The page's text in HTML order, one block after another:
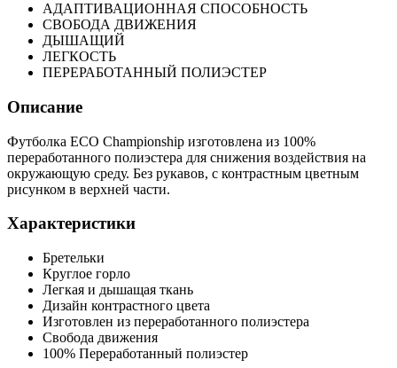
АДАПТИВАЦИОННАЯ СПОСОБНОСТЬ
СВОБОДА ДВИЖЕНИЯ
ДЫШАЩИЙ
ЛЕГКОСТЬ
ПЕРЕРАБОТАННЫЙ ПОЛИЭСТЕР
Описание
Футболка ECO Championship изготовлена из 100%
переработанного полиэстера для снижения воздействия на
окружающую среду. Без рукавов, с контрастным цветным
рисунком в верхней части.
Характеристики
Бретельки
Круглое горло
Легкая и дышащая ткань
Дизайн контрастного цвета
Изготовлен из переработанного полиэстера
Свобода движения
100% Переработанный полиэстер